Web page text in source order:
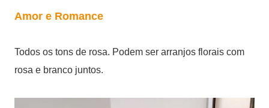
Amor e Romance
Todos os tons de rosa. Podem ser arranjos florais com
rosa e branco juntos.